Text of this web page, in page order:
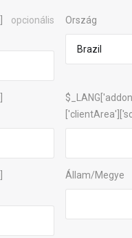
opcionális Ország
Állam/Megye